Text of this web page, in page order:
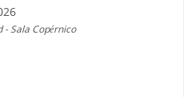
Sala Copérnico